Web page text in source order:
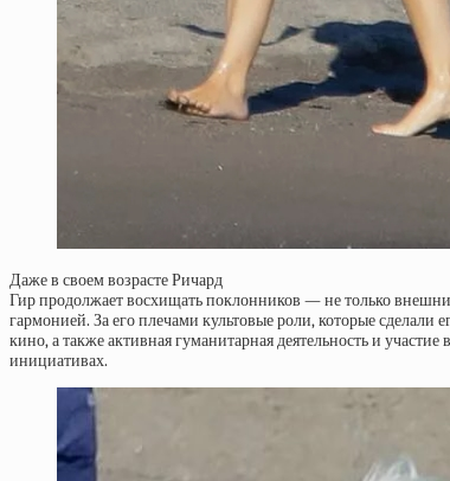
Даже в своем возрасте Ричард
Гир продолжает восхищать поклонников — не только
гармонией. За его плечами культовые роли, которые сделали
кино, а также активная гуманитарная деятельность и участие
инициативах.